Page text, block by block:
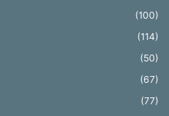
(100)
(114)
(50)
(67)
(77)